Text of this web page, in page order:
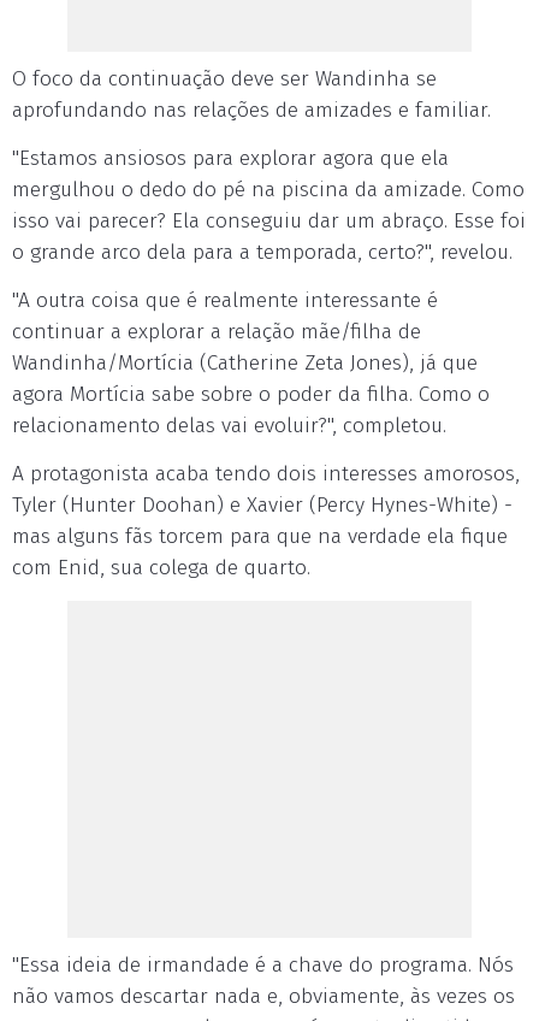
O foco da continuação deve ser Wandinha se
aprofundando nas relações de amizades e familiar.
"Estamos ansiosos para explorar agora que ela
mergulhou o dedo do pé na piscina da amizade. Como
isso vai parecer? Ela conseguiu dar um abraço. Esse foi
o grande arco dela para a temporada, certo?", revelou.
"A outra coisa que é realmente interessante é
continuar a explorar a relação mãe/filha de
Wandinha/Mortícia (Catherine Zeta Jones), já que
agora Mortícia sabe sobre o poder da filha. Como o
relacionamento delas vai evoluir?", completou.
A protagonista acaba tendo dois interesses amorosos,
Tyler (Hunter Doohan) e Xavier (Percy Hynes-White) -
mas alguns fãs torcem para que na verdade ela fique
com Enid, sua colega de quarto.
"Essa ideia de irmandade é a chave do programa. Nós
não vamos descartar nada e, obviamente, às vezes os